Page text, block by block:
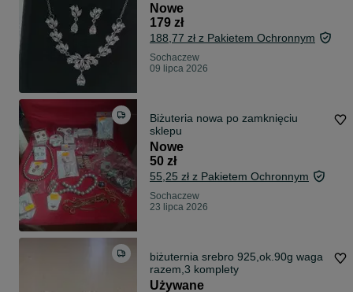
Nowe
179 zł
188,77 zł z Pakietem Ochronnym
Sochaczew
09 lipca 2026
Biżuteria nowa po zamknięciu
sklepu
Nowe
50 zł
55,25 zł z Pakietem Ochronnym
Sochaczew
23 lipca 2026
biżuternia srebro 925,ok.90g waga
razem,3 komplety
Używane